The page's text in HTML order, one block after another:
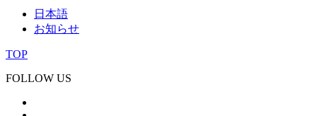
日本語
お知らせ
TOP
FOLLOW US